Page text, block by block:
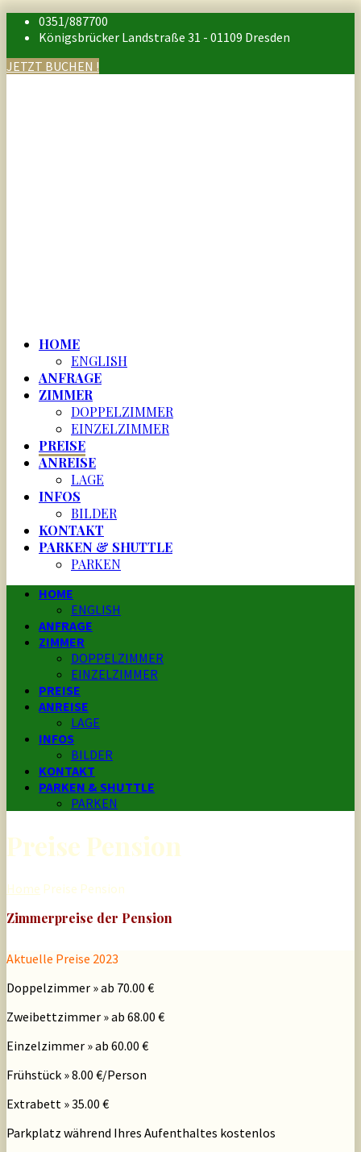
0351/887700
Königsbrücker Landstraße 31 - 01109 Dresden
JETZT BUCHEN !
HOME
ENGLISH
ANFRAGE
ZIMMER
DOPPELZIMMER
EINZELZIMMER
PREISE
ANREISE
LAGE
INFOS
BILDER
KONTAKT
PARKEN & SHUTTLE
PARKEN
HOME
ENGLISH
ANFRAGE
ZIMMER
DOPPELZIMMER
EINZELZIMMER
PREISE
ANREISE
LAGE
INFOS
BILDER
KONTAKT
PARKEN & SHUTTLE
PARKEN
Preise Pension
Home Preise Pension
Zimmerpreise der Pension
Aktuelle Preise 2023
Doppelzimmer » ab 70.00 €
Zweibettzimmer » ab 68.00 €
Einzelzimmer » ab 60.00 €
Frühstück » 8.00 €/Person
Extrabett » 35.00 €
Parkplatz während Ihres Aufenthaltes kostenlos